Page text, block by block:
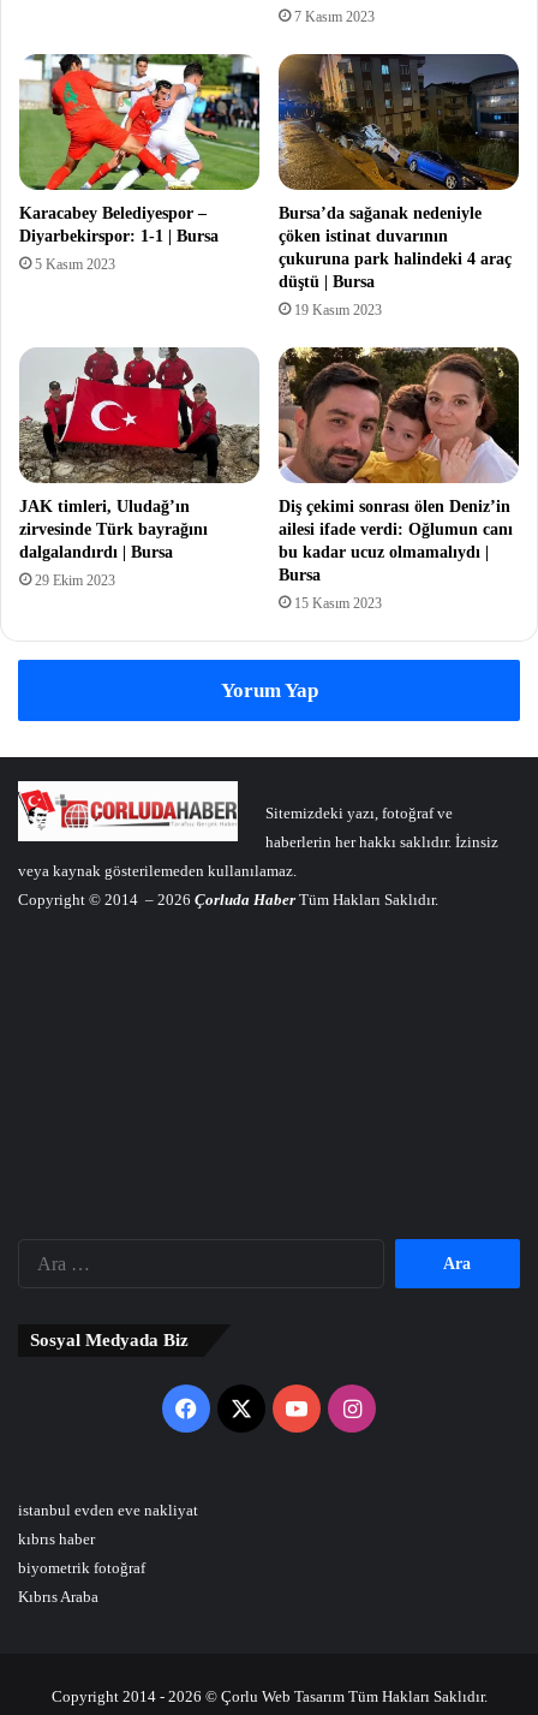
7 Kasım 2023
Karacabey Belediyespor –
Diyarbekirspor: 1-1 | Bursa
5 Kasım 2023
Bursa’da sağanak nedeniyle
çöken istinat duvarının
çukuruna park halindeki 4 araç
düştü | Bursa
19 Kasım 2023
JAK timleri, Uludağ’ın
zirvesinde Türk bayrağını
dalgalandırdı | Bursa
29 Ekim 2023
Diş çekimi sonrası ölen Deniz’in
ailesi ifade verdi: Oğlumun canı
bu kadar ucuz olmamalıydı |
Bursa
15 Kasım 2023
Yorum Yap
Sitemizdeki yazı, fotoğraf ve
haberlerin her hakkı saklıdır. İzinsiz
veya kaynak gösterilemeden kullanılamaz.
Copyright © 2014 – 2026 Çorluda Haber Tüm Hakları Saklıdır.
Sosyal Medyada Biz
Facebook
X YouTubeInstagram
istanbul evden eve nakliyat
kıbrıs haber
biyometrik fotoğraf
Kıbrıs Araba
Copyright 2014 - 2026 © Çorlu Web Tasarım Tüm Hakları Saklıdır.